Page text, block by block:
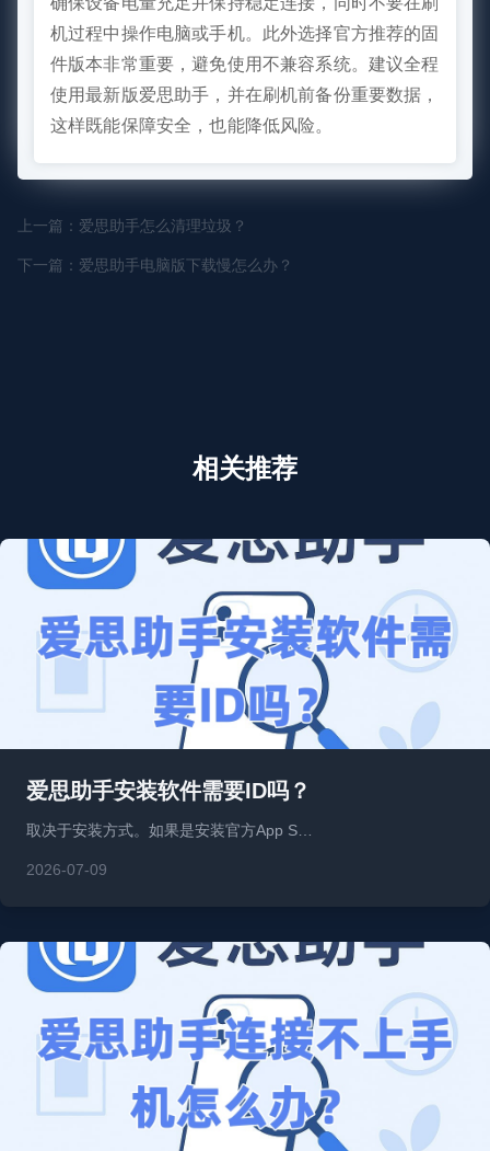
机过程中操作电脑或手机。此外选择官方推荐的固
件版本非常重要，避免使用不兼容系统。建议全程
使用最新版爱思助手，并在刷机前备份重要数据，
这样既能保障安全，也能降低风险。
上一篇：爱思助手怎么清理垃圾？
下一篇：爱思助手电脑版下载慢怎么办？
相关推荐
爱思助手安装软件需要ID吗？
取决于安装方式。如果是安装官方App S…
2026-07-09